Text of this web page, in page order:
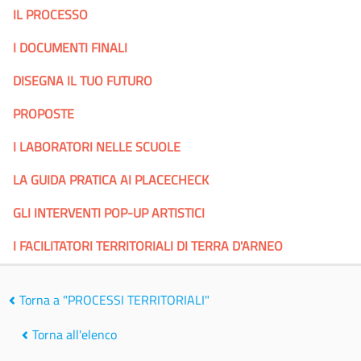
IL PROCESSO
I DOCUMENTI FINALI
DISEGNA IL TUO FUTURO
PROPOSTE
I LABORATORI NELLE SCUOLE
LA GUIDA PRATICA AI PLACECHECK
GLI INTERVENTI POP-UP ARTISTICI
I FACILITATORI TERRITORIALI DI TERRA D'ARNEO
Torna a "PROCESSI TERRITORIALI"
Torna all'elenco